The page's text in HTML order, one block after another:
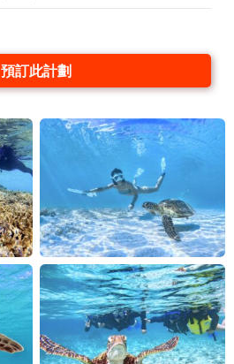
預訂此計劃